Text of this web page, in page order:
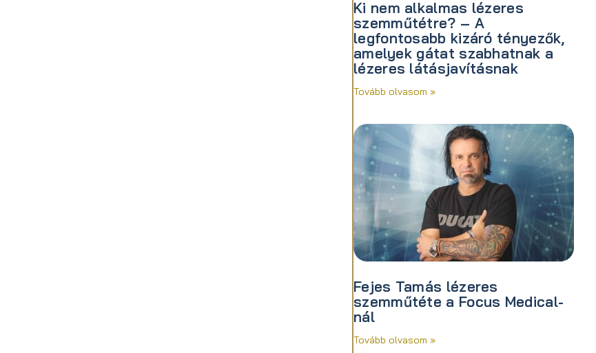
Ki nem alkalmas lézeres
szemműtétre? – A
legfontosabb kizáró tényezők,
amelyek gátat szabhatnak a
lézeres látásjavításnak
Tovább olvasom »
Fejes Tamás lézeres
szemműtéte a Focus Medical-
nál
Tovább olvasom »